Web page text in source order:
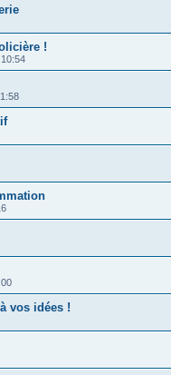
!
vos idées !